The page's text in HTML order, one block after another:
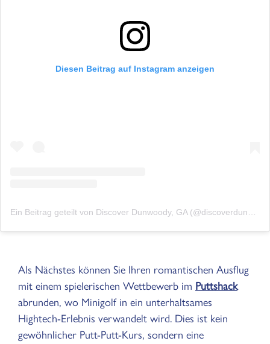
Diesen Beitrag auf Instagram anzeigen
Ein Beitrag geteilt von Discover Dunwoody, GA (@discoverdunwoody)
Als Nächstes können Sie Ihren romantischen Ausflug
mit einem spielerischen Wettbewerb im Puttshack
abrunden, wo Minigolf in ein unterhaltsames
Hightech-Erlebnis verwandelt wird. Dies ist kein
gewöhnlicher Putt-Putt-Kurs, sondern eine